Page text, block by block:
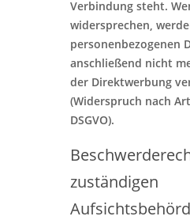
Verbindung steht.
widersprechen,
personenbezogenen
anschließend nicht
der Direktwerbung
(Widerspruch nach
DSGVO).
zuständigen